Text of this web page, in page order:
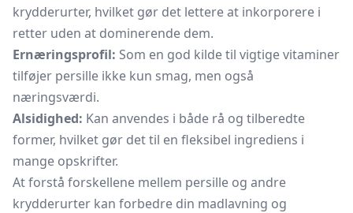
krydderurter, hvilket gør det lettere at inkorporere i
retter uden at dominerende dem.
Ernæringsprofil: Som en god kilde til vigtige vitaminer
tilføjer persille ikke kun smag, men også
næringsværdi.
Alsidighed: Kan anvendes i både rå og tilberedte
former, hvilket gør det til en fleksibel ingrediens i
mange opskrifter.
At forstå forskellene mellem persille og andre
krydderurter kan forbedre din madlavning og